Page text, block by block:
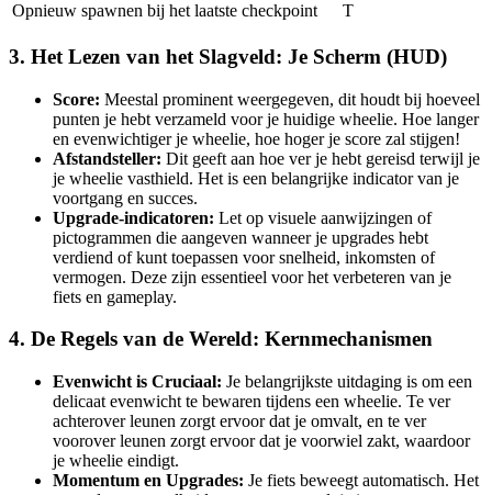
Opnieuw spawnen bij het laatste checkpoint
T
3. Het Lezen van het Slagveld: Je Scherm (HUD)
Score: Meestal prominent weergegeven, dit houdt bij hoeveel
punten je hebt verzameld voor je huidige wheelie. Hoe langer
en evenwichtiger je wheelie, hoe hoger je score zal stijgen!
Afstandsteller: Dit geeft aan hoe ver je hebt gereisd terwijl je
je wheelie vasthield. Het is een belangrijke indicator van je
voortgang en succes.
Upgrade-indicatoren: Let op visuele aanwijzingen of
pictogrammen die aangeven wanneer je upgrades hebt
verdiend of kunt toepassen voor snelheid, inkomsten of
vermogen. Deze zijn essentieel voor het verbeteren van je
fiets en gameplay.
4. De Regels van de Wereld: Kernmechanismen
Evenwicht is Cruciaal: Je belangrijkste uitdaging is om een
delicaat evenwicht te bewaren tijdens een wheelie. Te ver
achterover leunen zorgt ervoor dat je omvalt, en te ver
voorover leunen zorgt ervoor dat je voorwiel zakt, waardoor
je wheelie eindigt.
Momentum en Upgrades: Je fiets beweegt automatisch. Het